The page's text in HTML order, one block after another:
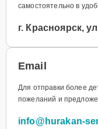
самостоятельно в
г. Красноярск,
Email
Для отправки более
пожеланий и
info@hurakan-